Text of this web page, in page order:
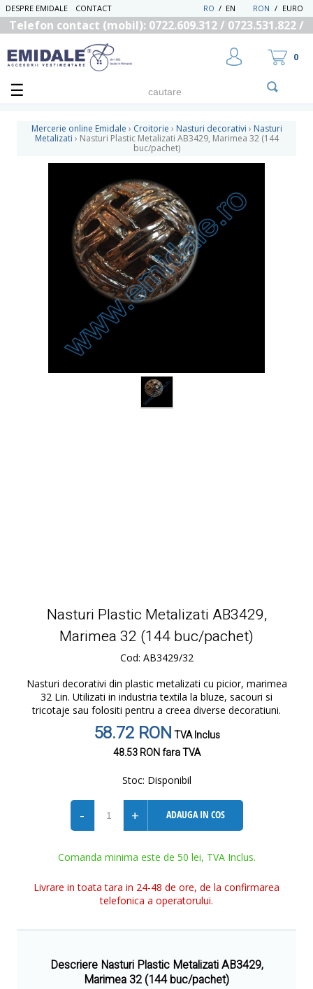
DESPRE EMIDALE CONTACT RON / EURO
EN
/
RO
Telefon contact (mobil): 0722.609.312 / 0723.531.822 /
UTILIZATOR NOU
0
Mercerie online Emidale › Croitorie › Nasturi decorativi › Nasturi
Metalizati › Nasturi Plastic Metalizati AB3429, Marimea 32 (144
buc/pachet)
Nasturi Plastic Metalizati AB3429,
Marimea 32 (144 buc/pachet)
Cod: AB3429/32
Nasturi decorativi din plastic metalizati cu picior, marimea
32 Lin. Utilizati in industria textila la bluze, sacouri si
tricotaje sau folositi pentru a creea diverse decoratiuni.
58.72 RONTVA Inclus
48.53 RONfara TVA
Stoc: Disponibil
- + ADAUGA IN COS
Comanda minima este de 50 lei, TVA Inclus.
Livrare in toata tara in 24-48 de ore, de la confirmarea
telefonica a operatorului.
Descriere Nasturi Plastic Metalizati AB3429,
Marimea 32 (144 buc/pachet)